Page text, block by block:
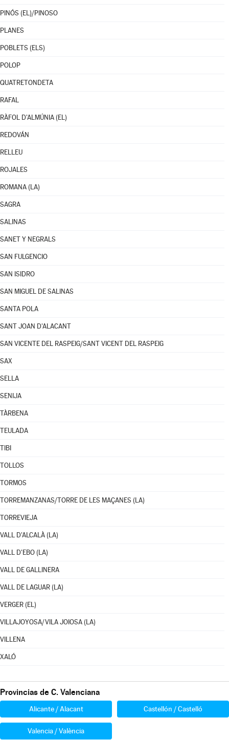
PINÓS (EL)/PINOSO
PLANES
POBLETS (ELS)
POLOP
QUATRETONDETA
RAFAL
RÀFOL D'ALMÚNIA (EL)
REDOVÁN
RELLEU
ROJALES
ROMANA (LA)
SAGRA
SALINAS
SANET Y NEGRALS
SAN FULGENCIO
SAN ISIDRO
SAN MIGUEL DE SALINAS
SANTA POLA
SANT JOAN D'ALACANT
SAN VICENTE DEL RASPEIG/SANT VICENT DEL RASPEIG
SAX
SELLA
SENIJA
TÀRBENA
TEULADA
TIBI
TOLLOS
TORMOS
TORREMANZANAS/TORRE DE LES MAÇANES (LA)
TORREVIEJA
VALL D'ALCALÀ (LA)
VALL D'EBO (LA)
VALL DE GALLINERA
VALL DE LAGUAR (LA)
VERGER (EL)
VILLAJOYOSA/VILA JOIOSA (LA)
VILLENA
XALÓ
Provincias de C. Valenciana
Alicante / Alacant Castellón / Castelló
Valencia / València